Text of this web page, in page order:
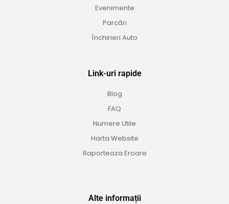
Evenimente
Parcări
Închirieri Auto
Link-uri rapide
Blog
FAQ
Numere Utile
Harta Website
Raporteaza Eroare
Alte informații